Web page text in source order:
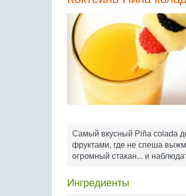
Самый вкусный Piña colada
фруктами, где не спеша
огромный стакан... и
Ингредиенты